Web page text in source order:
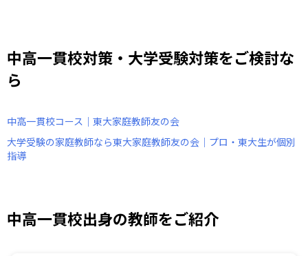
中高一貫校対策・大学受験対策をご検討な
ら
中高一貫校コース｜東大家庭教師友の会
大学受験の家庭教師なら東大家庭教師友の会｜プロ・東大生が個別
指導
中高一貫校出身の教師をご紹介